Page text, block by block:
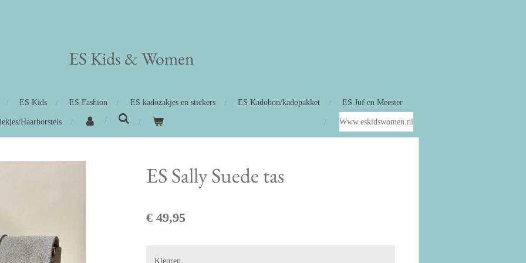
ES Kids &Women
ES Kids ES Fashion ES kadozakjes en stickers ES Kadobon/kadopakket ES Juf en Meester
Haarborstels Www.eskidswomen.nl
ES Sally Suede tas
€ 49,95
Kleuren